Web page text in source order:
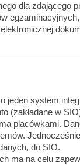
dla zdającego
egzaminacyjnych,
jeden system
(zakładane w
placówkami.
do SIO.
ma na celu